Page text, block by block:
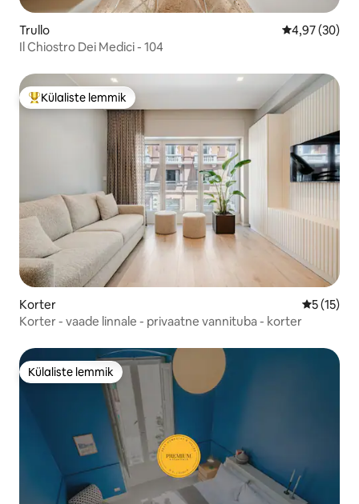
Trullo Keskmine
4,97 (30)
Il Chiostro Dei Medici - 104
Külaliste suur lemmik
Külaliste lemmik
Korter
5 (15)
Korter - vaade linnale - privaatne vannituba - korter
Külaliste lemmik
Külaliste lemmik